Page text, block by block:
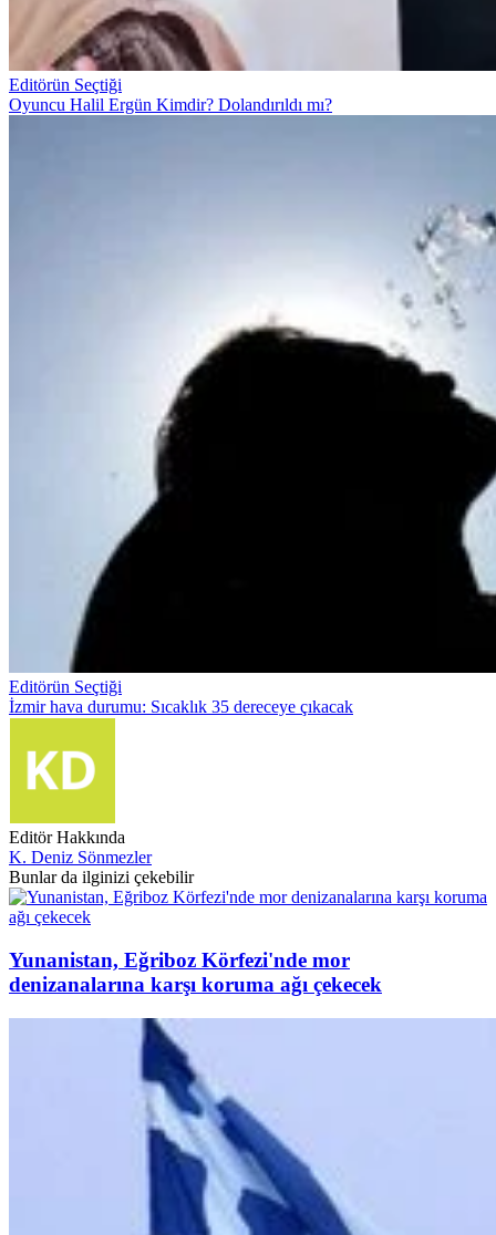
Editörün Seçtiği
Oyuncu Halil Ergün Kimdir? Dolandırıldı mı?
Editörün Seçtiği
İzmir hava durumu: Sıcaklık 35 dereceye çıkacak
Editör Hakkında
K. Deniz Sönmezler
Bunlar da ilginizi çekebilir
Yunanistan, Eğriboz Körfezi'nde mor
denizanalarına karşı koruma ağı çekecek